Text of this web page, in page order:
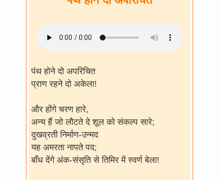
पंथ होने दो अपरिचित
प्राण रहने दो अकेला!
और होंगे चरण हारे,
अन्य हैं जो लौटते दे शूल को संकल्प सारे;
दुखव्रती निर्माण-उन्मद
यह अमरता नापते पद;
बाँध देंगे अंक-संसृति से तिमिर में स्वर्ण बेला!